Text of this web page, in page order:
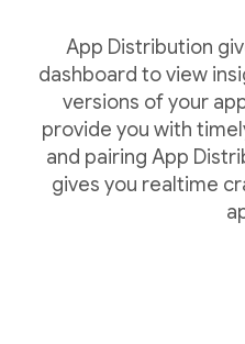
App Distribution
dashboard to view
versions of your
provide you with
and pairing App
gives you realtime